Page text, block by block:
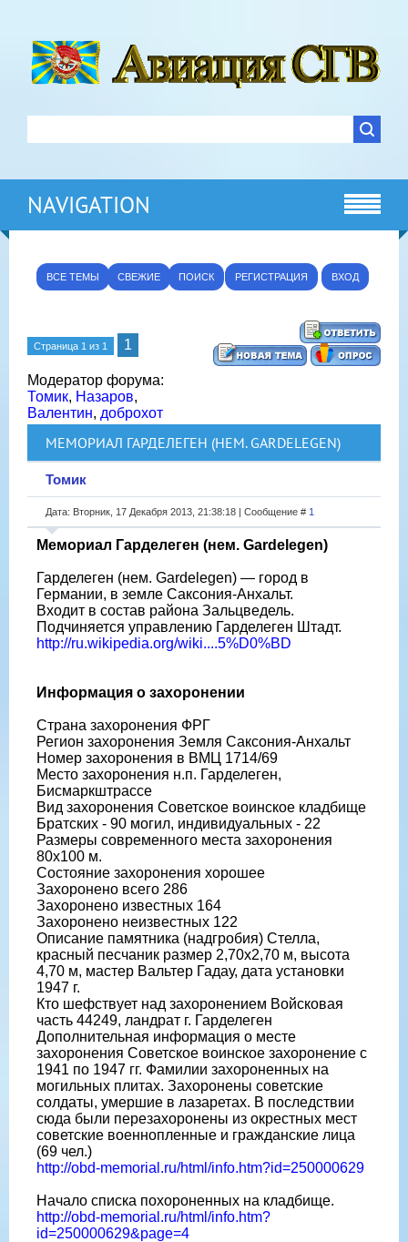
NAVIGATION
ВСЕ ТЕМЫ СВЕЖИЕ ПОИСК РЕГИСТРАЦИЯ ВХОД
Страница 1 из 1 1
Модератор форума:
Томик, Назаров,
Валентин, доброхот
МЕМОРИАЛ ГАРДЕЛЕГЕН (НЕМ. GARDELEGEN)
Томик
Дата: Вторник, 17 Декабря 2013, 21:38:18 | Сообщение # 1
Мемориал Гарделеген (нем. Gardelegen)
Гарделеген (нем. Gardelegen) — город в
Германии, в земле Саксония-Анхальт.
Входит в состав района Зальцведель.
Подчиняется управлению Гарделеген Штадт.
http://ru.wikipedia.org/wiki....5%D0%BD
Информация о захоронении
Страна захоронения ФРГ
Регион захоронения Земля Саксония-Анхальт
Номер захоронения в ВМЦ 1714/69
Место захоронения н.п. Гарделеген,
Бисмаркштрассе
Вид захоронения Советское воинское кладбище
Братских - 90 могил, индивидуальных - 22
Размеры современного места захоронения
80х100 м.
Состояние захоронения хорошее
Захоронено всего 286
Захоронено известных 164
Захоронено неизвестных 122
Описание памятника (надгробия) Стелла,
красный песчаник размер 2,70х2,70 м, высота
4,70 м, мастер Вальтер Гадау, дата установки
1947 г.
Кто шефствует над захоронением Войсковая
часть 44249, ландрат г. Гарделеген
Дополнительная информация о месте
захоронения Советское воинское захоронение с
1941 по 1947 гг. Фамилии захороненных на
могильных плитах. Захоронены советские
солдаты, умершие в лазаретах. В последствии
сюда были перезахоронены из окрестных мест
советские военнопленные и гражданские лица
(69 чел.)
http://obd-memorial.ru/html/info.htm?id=250000629
Начало списка похороненных на кладбище.
http://obd-memorial.ru/html/info.htm?
id=250000629&page=4